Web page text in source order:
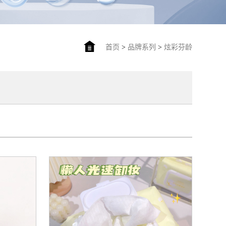
首页 > 品牌系列 > 炫彩芬龄